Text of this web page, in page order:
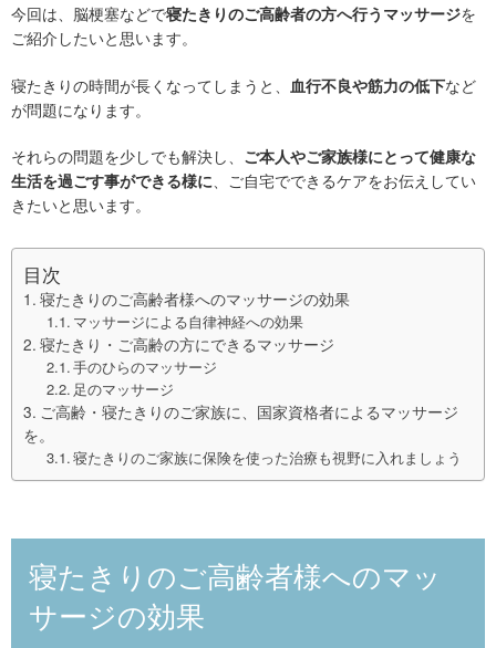
今回は、脳梗塞などで寝たきりのご高齢者の方へ行うマッサージを
ご紹介したいと思います。
寝たきりの時間が長くなってしまうと、 血行不良や筋力の低下など
が問題になります。
それらの問題を少しでも解決し、 ご本人やご家族様にとって健康な
生活を過ごす事ができる様に、ご自宅でできるケアをお伝えしてい
きたいと思います。
目次
寝たきりのご高齢者様へのマッサージの効果
マッサージによる自律神経への効果
寝たきり・ご高齢の方にできるマッサージ
手のひらのマッサージ
足のマッサージ
ご高齢・寝たきりのご家族に、国家資格者によるマッサージ
を。
寝たきりのご家族に保険を使った治療も視野に入れましょう
寝たきりのご高齢者様へのマッ
サージの効果